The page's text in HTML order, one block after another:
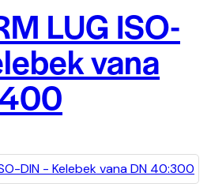
LUG ISO-
vana